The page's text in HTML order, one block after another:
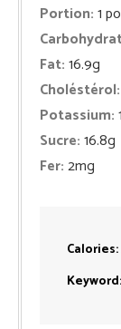
Portion:1
Fat:16.9g
Choléstérol:
Potassium:
Sucre:16.8g
Fer:2mg
Calories: